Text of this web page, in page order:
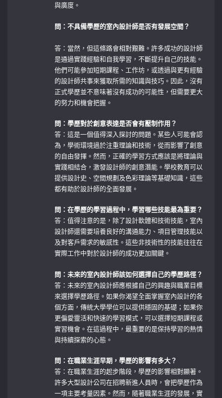
與廣度。
問：不具備學歷的室內設計師是否有發展空間？
答：當然，但這條路會相對艱難。許多成功的設計師
是通過實踐經驗和自我學習，不斷提升自己的技能。
他們可能參加短期課程、工作坊，或透過與更有經驗
的設計師共事來獲取所需的知識與技巧。因此，沒有
正式學歷並不意味著沒有成功的可能性，但需要更大
的努力和機會把握。
問：學歷對於創意表達是否會有壓制作用？
答：這是一個值得深入探討的問題。某些人可能會認
為，學術環境過於注重理論和技術，從而影響了創意
的自由發揮。然而，正確的學習方式應該是將理論與
實踐相結合，激發設計師的創意潛能。學校教育可以
提供設計史、空間規劃及色彩理論等基礎知識，這些
都有助於設計師的全面發展。
問：在學歷的學習過程中，學習哪些技能最為重要？
答：值得注意的是，除了設計軟體和技術技能，室內
設計師還需要培養良好的溝通能力、項目管理技能以
及對客戶需求的敏感性。這些非技術性的技能往往在
實際工作中對於設計師的成功更加關鍵。
問：未來的室內設計師該如何選擇自己的學歷路徑？
答：未來的室內設計師應根據自己的興趣與職業目標
來選擇學歷路徑。如果你渴望全面掌握室內設計的各
個方面，傳統大學學位可以提供穩固的基礎；如果你
更偏愛靈活和快速的學習模式，可以選擇短期課程或
實習機會。在這過程中，最重要的是保持學習的熱情
與持續探索的心態。
問：在職業生涯早期，學歷的影響有多大？
答：在職業生涯的起步階段，學歷的影響相對顯著。
許多大型設計公司在招聘新進人員時，會把學歷作為
一項主要考量因素。然而，隨著職業生涯的發展，實